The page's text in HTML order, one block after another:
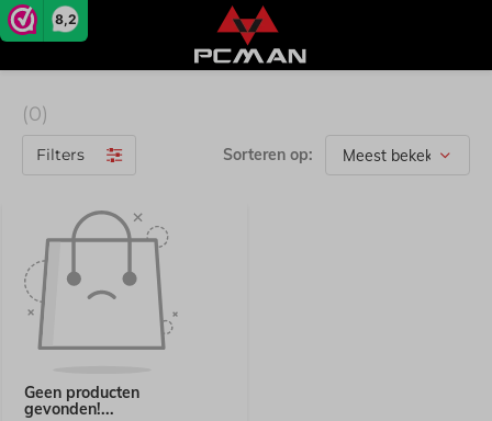
8,2
(0)
Filters Sorteren op:
Geen producten
gevonden!...